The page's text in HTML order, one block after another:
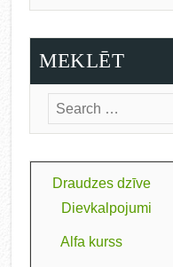
MEKLĒT
Draudzes dzīve
Dievkalpojumi
Alfa kurss